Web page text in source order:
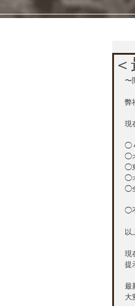
〜
弊
現
◯
◯
◯
◯
◯
◯
以
現
提
最
大